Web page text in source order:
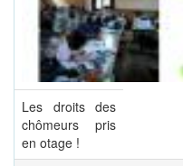
Les droits des
chômeurs pris
en otage !